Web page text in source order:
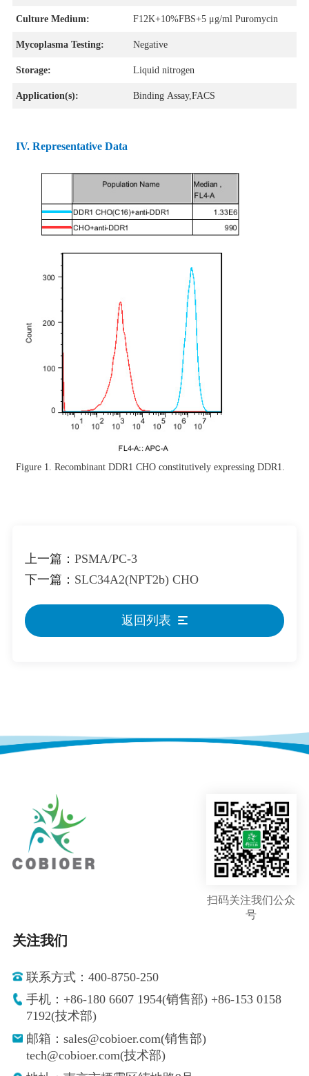
Culture Medium: F12K+10%FBS+5 μg/ml Puromycin
Mycoplasma Testing: Negative
Storage: Liquid nitrogen
Application(s): Binding Assay,FACS
IV. Representative Data
Figure 1. Recombinant DDR1 CHO constitutively expressing DDR1.
上一篇： PSMA/PC-3
下一篇： SLC34A2(NPT2b) CHO
返回列表
扫码关注我们公众
号
关注我们
联系方式：400-8750-250
手机：+86-180 6607 1954(销售部) +86-153 0158
7192(技术部)
邮箱：sales@cobioer.com(销售部)
tech@cobioer.com(技术部)